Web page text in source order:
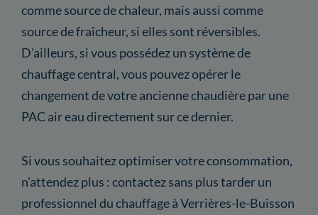
comme source de chaleur, mais aussi comme
source de fraîcheur, si elles sont réversibles.
D'ailleurs, si vous possédez un système de
chauffage central, vous pouvez opérer le
changement de votre ancienne chaudière par une
PAC air eau directement sur ce dernier.
Si vous souhaitez optimiser votre consommation,
n'attendez plus : contactez sans plus tarder un
professionnel du chauffage à Verrières-le-Buisson